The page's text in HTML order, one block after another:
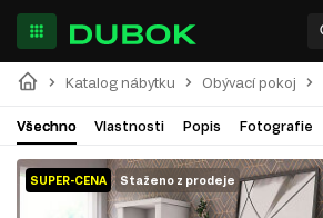
Katalog nábytku Obývací pokoj
Všechno Vlastnosti Popis Fotografie
SUPER-CENA Staženo z prodeje